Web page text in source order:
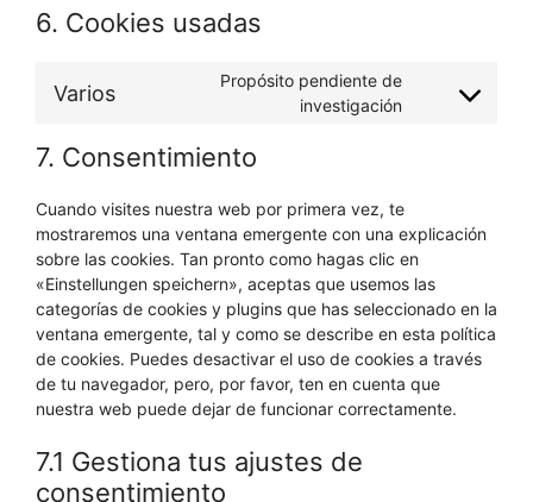
6. Cookies usadas
Varios
Propósito pendiente de
investigación
Consent
7. Consentimiento
Cuando visites nuestra web por primera vez, te
mostraremos una ventana emergente con una explicación
sobre las cookies. Tan pronto como hagas clic en
«Einstellungen speichern», aceptas que usemos las
categorías de cookies y plugins que has seleccionado en la
ventana emergente, tal y como se describe en esta política
de cookies. Puedes desactivar el uso de cookies a través
de tu navegador, pero, por favor, ten en cuenta que
nuestra web puede dejar de funcionar correctamente.
7.1 Gestiona tus ajustes de
consentimiento